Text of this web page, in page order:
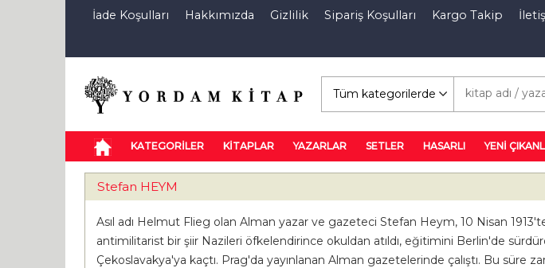
İade Koşulları Hakkımızda Gizlilik Sipariş Koşulları Kargo Takip
KATEGORİLER KİTAPLAR YAZARLAR SETLER HASARLI YENİ
Stefan HEYM
Asıl adı Helmut Flieg olan Alman yazar ve gazeteci Stefan Heym, 10 Nisan
antimilitarist bir şiir Nazileri öfkelendirince okuldan atıldı, eğitimini Berlin'de
Çekoslavakya'ya kaçtı. Prag'da yayınlanan Alman gazetelerinde çalıştı. Bu